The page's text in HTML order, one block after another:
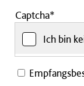
Captcha*
Ich bin